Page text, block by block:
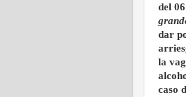
del
dar
la
caso